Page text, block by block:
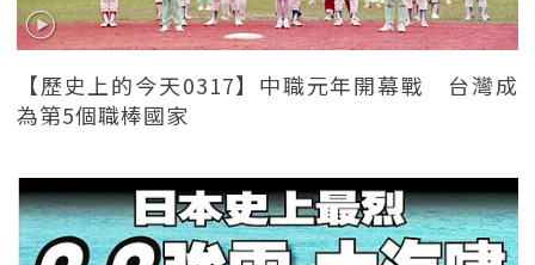
【歷史上的今天0317】中職元年開幕戰 台灣成
為第5個職棒國家